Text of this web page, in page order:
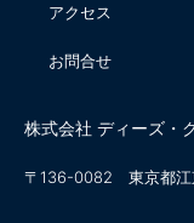
アクセス
お問合せ
株式会社 ディーズ・
〒136-0082 東京都江